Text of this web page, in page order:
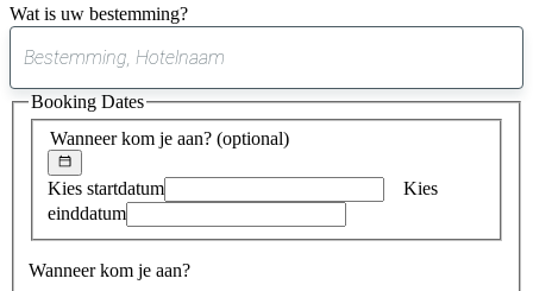
Wat is uw bestemming?
suggestie
gevonden
Wanneer kom je aan? (optional)
Kies startdatum
Kies
einddatum
Wanneer kom je aan?
Booking Dates